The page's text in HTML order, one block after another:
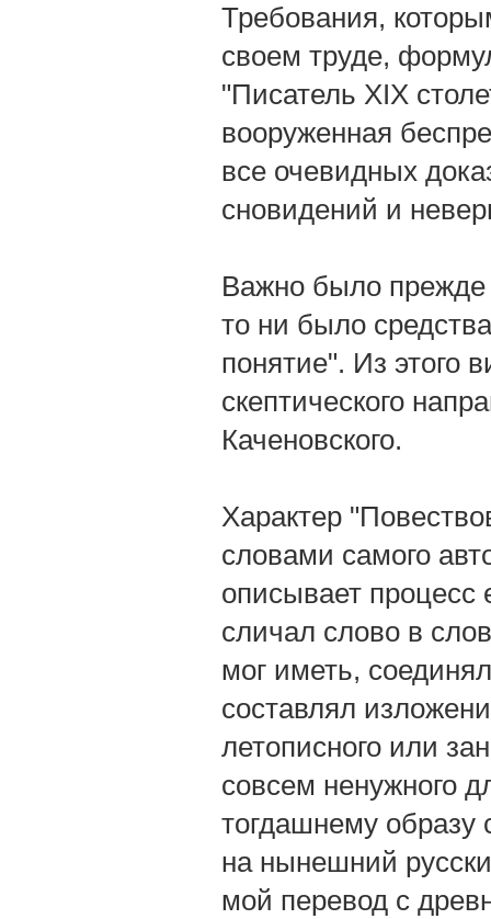
Требования,
своем труде,
"Писатель XIX
вооруженная
все очевидных
сновидений и
Важно было прежде
то ни было
понятие". Из этого
скептического
Каченовского.
Характер
словами самого
описывает
сличал слово в
мог иметь,
составлял
летописного или
совсем ненужного
тогдашнему образу
на нынешний
мой перевод с